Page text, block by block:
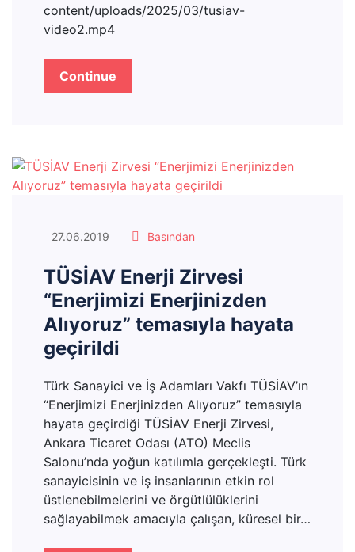
content/uploads/2025/03/tusiav-
video2.mp4
Continue
27.06.2019 Basından
TÜSİAV Enerji Zirvesi
“Enerjimizi Enerjinizden
Alıyoruz” temasıyla hayata
geçirildi
Türk Sanayici ve İş Adamları Vakfı TÜSİAV’ın
“Enerjimizi Enerjinizden Alıyoruz” temasıyla
hayata geçirdiği TÜSİAV Enerji Zirvesi,
Ankara Ticaret Odası (ATO) Meclis
Salonu’nda yoğun katılımla gerçekleşti. Türk
sanayicisinin ve iş insanlarının etkin rol
üstlenebilmelerini ve örgütlülüklerini
sağlayabilmek amacıyla çalışan, küresel bir…